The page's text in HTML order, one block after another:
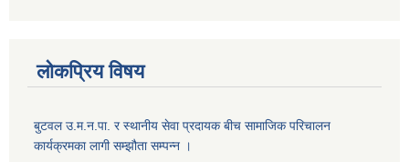
लोकप्रिय विषय
बुटवल उ.म.न.पा. र स्थानीय सेवा प्रदायक बीच सामाजिक परिचालन
कार्यक्रमका लागी सम्झौता सम्पन्न ।